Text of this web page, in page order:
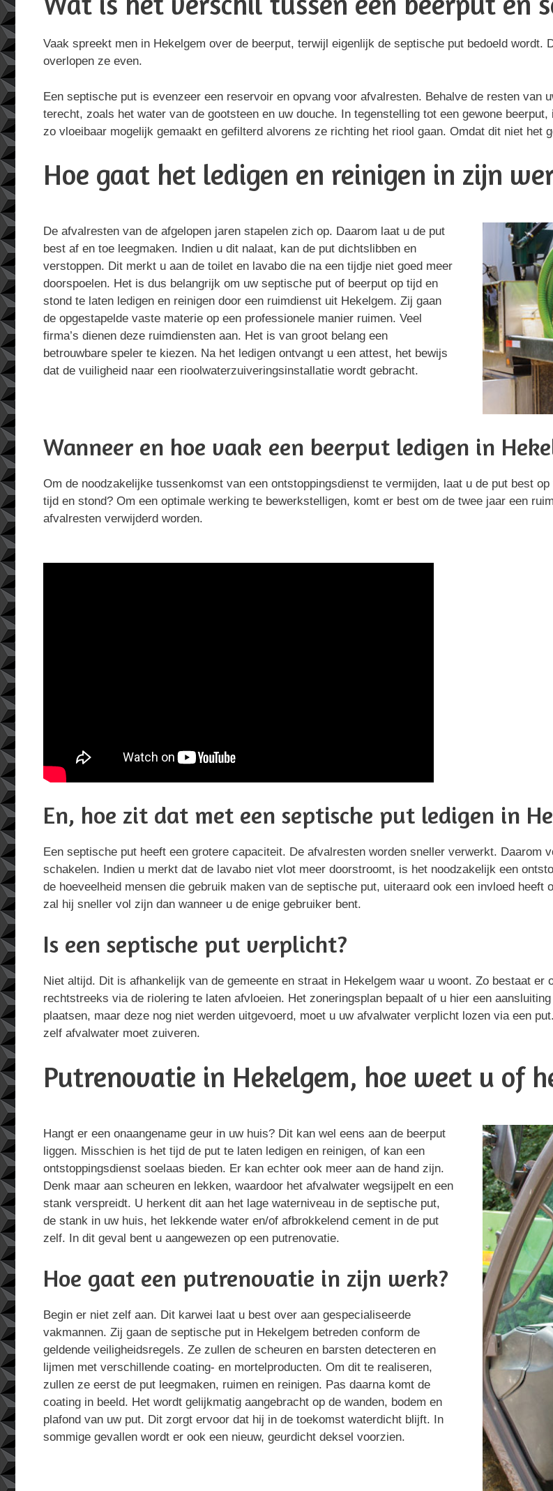
Vaak spreekt men in Hekelgem over de beerput, terwijl eigenlijk de septische put bedoeld
overlopen ze even.
Een septische put is evenzeer een reservoir en opvang voor afvalresten. Behalve de resten van
terecht, zoals het water van de gootsteen en uw douche. In tegenstelling tot een gewone
zo vloeibaar mogelijk gemaakt en gefilterd alvorens ze richting het riool gaan. Omdat dit niet het
Hoe gaat het ledigen en reinigen in zijn
De afvalresten van de afgelopen jaren stapelen zich op. Daarom laat u de put
best af en toe leegmaken. Indien u dit nalaat, kan de put dichtslibben en
verstoppen. Dit merkt u aan de toilet en lavabo die na een tijdje niet goed meer
doorspoelen. Het is dus belangrijk om uw septische put of beerput op tijd en
stond te laten ledigen en reinigen door een ruimdienst uit Hekelgem. Zij gaan
de opgestapelde vaste materie op een professionele manier ruimen. Veel
firma’s dienen deze ruimdiensten aan. Het is van groot belang een
betrouwbare speler te kiezen. Na het ledigen ontvangt u een attest, het bewijs
dat de vuiligheid naar een rioolwaterzuiveringsinstallatie wordt gebracht.
Wanneer en hoe vaak een beerput ledigen in
Om de noodzakelijke tussenkomst van een ontstoppingsdienst te vermijden, laat u de put best
tijd en stond? Om een optimale werking te bewerkstelligen, komt er best om de twee jaar een
afvalresten verwijderd worden.
En, hoe zit dat met een septische put ledigen in
Een septische put heeft een grotere capaciteit. De afvalresten worden sneller verwerkt. Daarom
schakelen. Indien u merkt dat de lavabo niet vlot meer doorstroomt, is het noodzakelijk een
de hoeveelheid mensen die gebruik maken van de septische put, uiteraard ook een invloed
zal hij sneller vol zijn dan wanneer u de enige gebruiker bent.
Is een septische put verplicht?
Niet altijd. Dit is afhankelijk van de gemeente en straat in Hekelgem waar u woont. Zo bestaat
rechtstreeks via de riolering te laten afvloeien. Het zoneringsplan bepaalt of u hier een
plaatsen, maar deze nog niet werden uitgevoerd, moet u uw afvalwater verplicht lozen via een
zelf afvalwater moet zuiveren.
Putrenovatie in Hekelgem, hoe weet u of
Hangt er een onaangename geur in uw huis? Dit kan wel eens aan de beerput
liggen. Misschien is het tijd de put te laten ledigen en reinigen, of kan een
ontstoppingsdienst soelaas bieden. Er kan echter ook meer aan de hand zijn.
Denk maar aan scheuren en lekken, waardoor het afvalwater wegsijpelt en een
stank verspreidt. U herkent dit aan het lage waterniveau in de septische put,
de stank in uw huis, het lekkende water en/of afbrokkelend cement in de put
zelf. In dit geval bent u aangewezen op een putrenovatie.
Hoe gaat een putrenovatie in zijn werk?
Begin er niet zelf aan. Dit karwei laat u best over aan gespecialiseerde
vakmannen. Zij gaan de septische put in Hekelgem betreden conform de
geldende veiligheidsregels. Ze zullen de scheuren en barsten detecteren en
lijmen met verschillende coating- en mortelproducten. Om dit te realiseren,
zullen ze eerst de put leegmaken, ruimen en reinigen. Pas daarna komt de
coating in beeld. Het wordt gelijkmatig aangebracht op de wanden, bodem en
plafond van uw put. Dit zorgt ervoor dat hij in de toekomst waterdicht blijft. In
sommige gevallen wordt er ook een nieuw, geurdicht deksel voorzien.